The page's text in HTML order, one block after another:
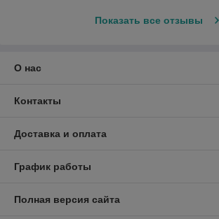
Показать все отзывы
О нас
Контакты
Доставка и оплата
График работы
Полная версия сайта